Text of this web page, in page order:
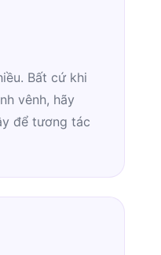
Bất cứ khi
vênh, hãy
để tương tác